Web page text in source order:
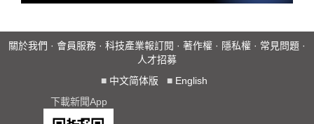
關於我們 · 會員服務 · 科技產業報訂閱 · 著作權 · 隱私權 · 常見問題 ·
人才招募
■ 中文简体版 ■ English
下載新聞App